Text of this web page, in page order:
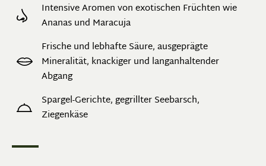
Intensive Aromen von exotischen Früchten wie
Ananas und Maracuja
Frische und lebhafte Säure, ausgeprägte
Mineralität, knackiger und langanhaltender
Abgang
Spargel-Gerichte, gegrillter Seebarsch,
Ziegenkäse